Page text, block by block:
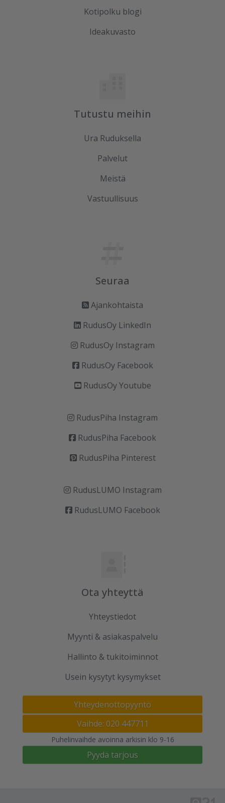
Kotipolku blogi
Ideakuvasto
Tutustu meihin
Ura Ruduksella
Palvelut
Meistä
Vastuullisuus
Seuraa
Ajankohtaista
RudusOy LinkedIn
RudusOy Instagram
RudusOy Facebook
RudusOy Youtube
RudusPiha Instagram
RudusPiha Facebook
RudusPiha Pinterest
RudusLUMO Instagram
RudusLUMO Facebook
Ota yhteyttä
Yhteystiedot
Myynti & asiakaspalvelu
Hallinto & tukitoiminnot
Usein kysytyt kysymykset
Yhteydenottopyyntö
Vaihde: 020 447711
Puhelinvaihde avoinna arkisin klo 9-16
Pyydä tarjous